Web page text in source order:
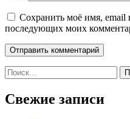
Сохранить моё имя, email
последующих моих
Найти:
Свежие записи